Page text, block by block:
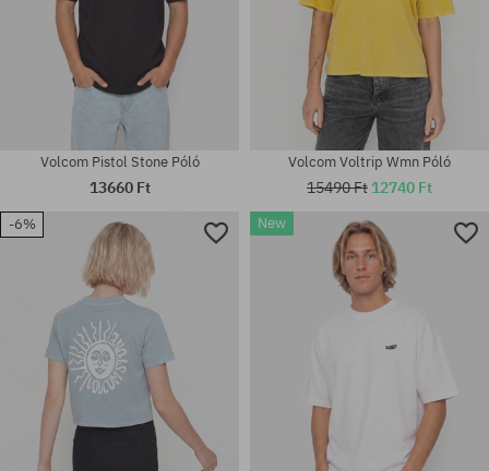
Elérhető méretek:
M; L; XL; XXL
Elérhető méretek:
Volcom Pistol Stone Póló
13660 Ft
Volcom Voltrip Wmn Póló
15490 Ft 12740 Ft
-6% New